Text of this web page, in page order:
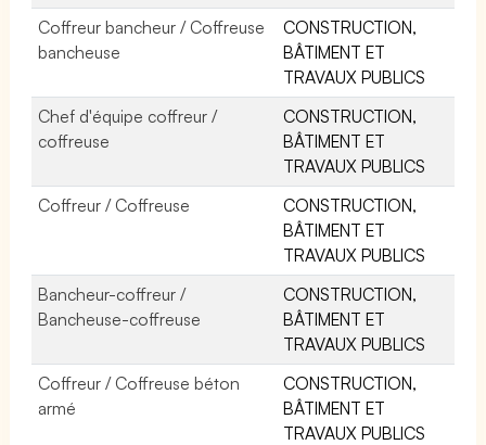
Coffreur bancheur / Coffreuse
bancheuse
CONSTRUCTION,
BÂTIMENT ET
TRAVAUX PUBLICS
Chef d'équipe coffreur /
coffreuse
CONSTRUCTION,
BÂTIMENT ET
TRAVAUX PUBLICS
Coffreur / Coffreuse
CONSTRUCTION,
BÂTIMENT ET
TRAVAUX PUBLICS
Bancheur-coffreur /
Bancheuse-coffreuse
CONSTRUCTION,
BÂTIMENT ET
TRAVAUX PUBLICS
Coffreur / Coffreuse béton
armé
CONSTRUCTION,
BÂTIMENT ET
TRAVAUX PUBLICS